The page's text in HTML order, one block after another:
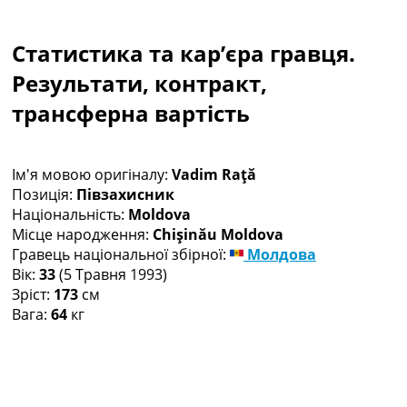
Чемпіонат Світу
Україна. Прем’єр-Ліга
Україна. Перша Ліга
Ліга Чемпіонів
Ще Турніри >>>
Таблиці
Чемпіонат Світу. Турнирні таблиці
Таблиця УПЛ
Перша Ліга
Таблиця АПЛ
Таблиця Ла Ліги
Таблиця Ліги Чемпіонів
Статистика та кар’єра гравця.
Результати, контракт,
трансферна вартість
Ім'я мовою оригіналу: Vadim Raţă
Позиція: Півзахисник
Національність: Moldova
Місце народження: Chişinău Moldova
Гравець національної збірної:
Молдова
Вік: 33(5 Травня 1993)
Зріст: 173 см
Вага: 64 кг